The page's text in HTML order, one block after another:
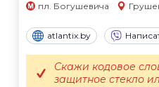
пл. Богушевича
atlantix.by
Скажи кодовое
защитное стекло